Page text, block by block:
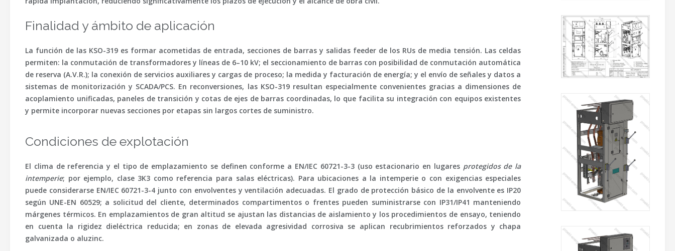
Finalidad y ámbito de aplicación
La función de las KSO-319 es formar acometidas de entrada, secciones de barras y salidas feeder de los RUs de media tensión. Las celdas
permiten: la conmutación de transformadores y líneas de 6–10 kV; el seccionamiento de barras con posibilidad de conmutación automática
de reserva (A.V.R.); la conexión de servicios auxiliares y cargas de proceso; la medida y facturación de energía; y el envío de señales y datos a
sistemas de monitorización y SCADA/PCS. En reconversiones, las KSO-319 resultan especialmente convenientes gracias a dimensiones de
acoplamiento unificadas, paneles de transición y cotas de ejes de barras coordinadas, lo que facilita su integración con equipos existentes
y permite incorporar nuevas secciones por etapas sin largos cortes de suministro.
Condiciones de explotación
El clima de referencia y el tipo de emplazamiento se definen conforme a EN/IEC 60721-3-3(uso estacionario en lugares protegidos de la
intemperie; por ejemplo, clase 3K3 como referencia para salas eléctricas). Para ubicaciones a la intemperie o con exigencias especiales
puede considerarse EN/IEC 60721-3-4 junto con envolventes y ventilación adecuadas. El grado de protección básico de la envolvente es IP20
según UNE-EN 60529; a solicitud del cliente, determinados compartimentos o frentes pueden suministrarse con IP31/IP41 manteniendo
márgenes térmicos. En emplazamientos de gran altitud se ajustan las distancias de aislamiento y los procedimientos de ensayo, teniendo
en cuenta la rigidez dieléctrica reducida; en zonas de elevada agresividad corrosiva se aplican recubrimientos reforzados y chapa
galvanizada o aluzinc.